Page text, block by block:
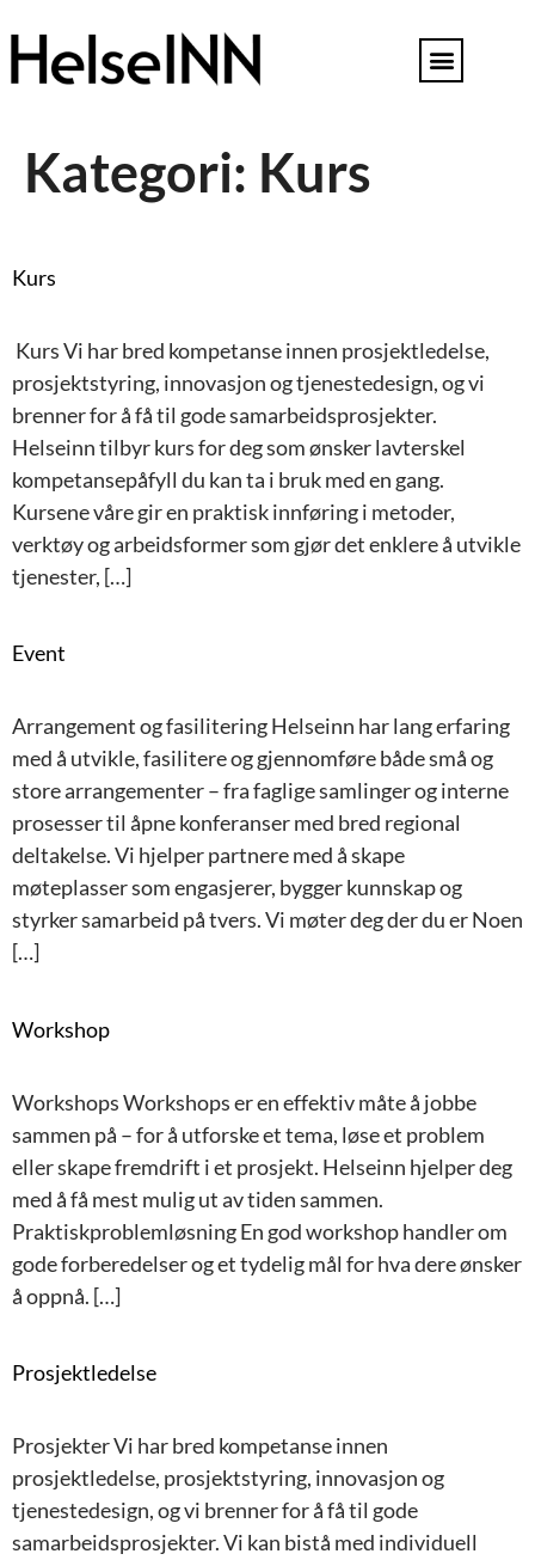
Kategori: Kurs
Kurs
Kurs Vi har bred kompetanse innen prosjektledelse,
prosjektstyring, innovasjon og tjenestedesign, og vi
brenner for å få til gode samarbeidsprosjekter.
Helseinn tilbyr kurs for deg som ønsker lavterskel
kompetansepåfyll du kan ta i bruk med en gang.
Kursene våre gir en praktisk innføring i metoder,
verktøy og arbeidsformer som gjør det enklere å utvikle
tjenester, […]
Event
Arrangement og fasilitering Helseinn har lang erfaring
med å utvikle, fasilitere og gjennomføre både små og
store arrangementer – fra faglige samlinger og interne
prosesser til åpne konferanser med bred regional
deltakelse. Vi hjelper partnere med å skape
møteplasser som engasjerer, bygger kunnskap og
styrker samarbeid på tvers. Vi møter deg der du er Noen
[…]
Workshop
Workshops Workshops er en effektiv måte å jobbe
sammen på – for å utforske et tema, løse et problem
eller skape fremdrift i et prosjekt. Helseinn hjelper deg
med å få mest mulig ut av tiden sammen.
Praktiskproblemløsning En god workshop handler om
gode forberedelser og et tydelig mål for hva dere ønsker
å oppnå. […]
Prosjektledelse
Prosjekter Vi har bred kompetanse innen
prosjektledelse, prosjektstyring, innovasjon og
tjenestedesign, og vi brenner for å få til gode
samarbeidsprosjekter. Vi kan bistå med individuell